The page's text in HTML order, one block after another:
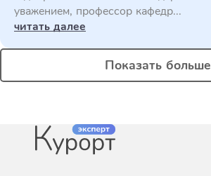
уважением, профессор кафедр...
читать далее
Показать больше